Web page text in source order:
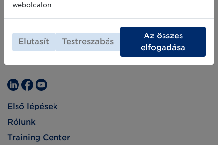
Első lépések
Rólunk
Training Center
weboldalon.
Elutasít Testreszabás
Az összes
elfogadása